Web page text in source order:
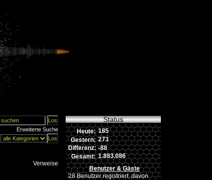
Erweiterte Suche
Verweise
Status
Heute: 185
Gestern: 273
Differenz: -88
Gesamt: 1.883.086
Benutzer & Gäste
28 Benutzer registriert, davon